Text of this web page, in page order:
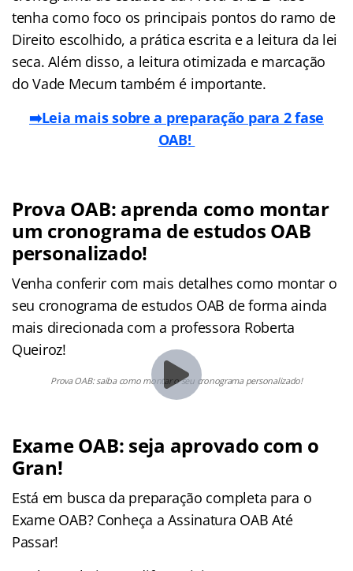
tenha como foco os principais pontos do ramo de
Direito escolhido, a prática escrita e a leitura da lei
seca. Além disso, a leitura otimizada e marcação
do Vade Mecum também é importante.
➡️Leia mais sobre a preparação para 2 fase
OAB!
Prova OAB: aprenda como montar
um cronograma de estudos OAB
personalizado!
Venha conferir com mais detalhes como montar o
seu cronograma de estudos OAB de forma ainda
mais direcionada com a professora Roberta
Queiroz!
Prova OAB: saiba como montar o seu cronograma personalizado!
Exame OAB: seja aprovado com o
Gran!
Está em busca da preparação completa para o
Exame OAB? Conheça a Assinatura OAB Até
Passar!